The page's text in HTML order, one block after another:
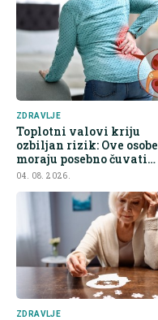
ZDRAVLJE
Toplotni valovi kriju
ozbiljan rizik: Ove osobe
moraju posebno čuvati
bubrege
04. 08. 2026.
ZDRAVLJE